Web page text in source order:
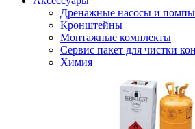
Дренажные насосы и помпы
Кронштейны
Монтажные комплекты
Сервис пакет для чистки
Химия